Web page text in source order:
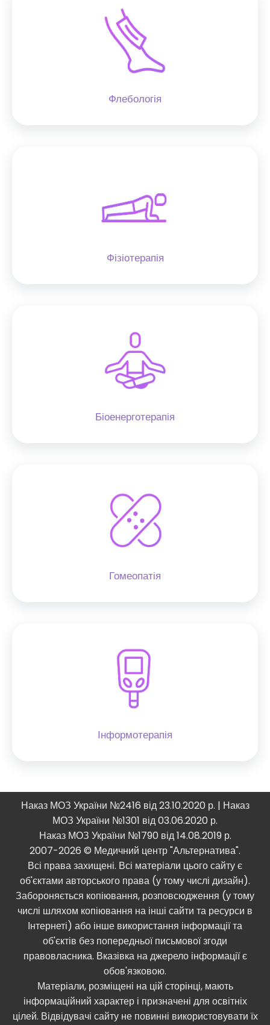
Флебологія
Фізіотерапія
Біоенерготерапія
Гомеопатія
Інформотерапія
Наказ МОЗ України №2416 від 23.10.2020 р. | Наказ
МОЗ України №1301 від 03.06.2020 р.
Наказ МОЗ України №1790 від 14.08.2019 р.
2007-2026 © Медичний центр "Альтернатива".
Всі права захищені. Всі матеріали цього сайту є
об'єктами авторського права (у тому числі дизайн).
Забороняється копіювання, розповсюдження (у тому
числі шляхом копіювання на інші сайти та ресурси в
Інтернеті) або інше використання інформації та
об'єктів без попередньої письмової згоди
правовласника. Вказівка ​​на джерело інформації є
обов'язковою.
Матеріали, розміщені на цій сторінці, мають
інформаційний характер і призначені для освітніх
цілей. Відвідувачі сайту не повинні використовувати їх